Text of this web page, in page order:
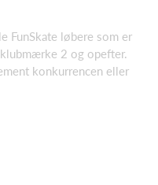
FunSkate løbere som er
2 og opefter.
konkurrencen eller